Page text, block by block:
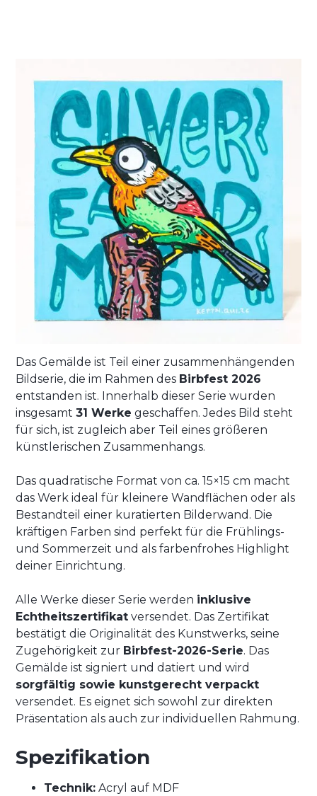
Original Acryl-
Gemälde „Silver-
Eared Mesia"
– handgemalt, 15×15 cm, Popart, Unikat, Wandbild
Dieses handgemalte Acryl-Gemälde eines
Silberohr-Sonnenvogelsauf MDF bringt
frischen Wind in dein Zuhause! Die lebendigen
Farben und das Motiv sind ein echter Blickfang
für dein Wohnzimmer oder Büro. Auch als
Das Gemälde ist Teil einer zusammenhängenden
Bildserie, die im Rahmen des Birbfest 2026
entstanden ist. Innerhalb dieser Serie wurden
insgesamt31 Werke geschaffen. Jedes Bild steht
für sich, ist zugleich aber Teil eines größeren
künstlerischen Zusammenhangs.
Das quadratische Format von ca. 15×15 cm macht
das Werk ideal für kleinere Wandflächen oder als
Bestandteil einer kuratierten Bilderwand. Die
kräftigen Farben sind perfekt für die Frühlings-
und Sommerzeit und als farbenfrohes Highlight
deiner Einrichtung.
Alle Werke dieser Serie werden inklusive
Echtheitszertifikat versendet. Das Zertifikat
bestätigt die Originalität des Kunstwerks, seine
Zugehörigkeit zur Birbfest-2026-Serie. Das
Gemälde ist signiert und datiert und wird
sorgfältig sowie kunstgerecht verpackt
versendet. Es eignet sich sowohl zur direkten
Präsentation als auch zur individuellen Rahmung.
Spezifikation
Technik: Acryl auf MDF